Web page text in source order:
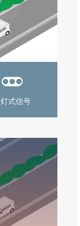
灯式信号